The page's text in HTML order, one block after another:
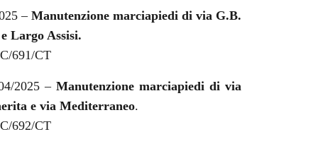
– Manutenzione marciapiedi di via G.B.
Largo Assisi.
691/CT
2025 –Manutenzione marciapiedi di via
e via Mediterraneo.
692/CT